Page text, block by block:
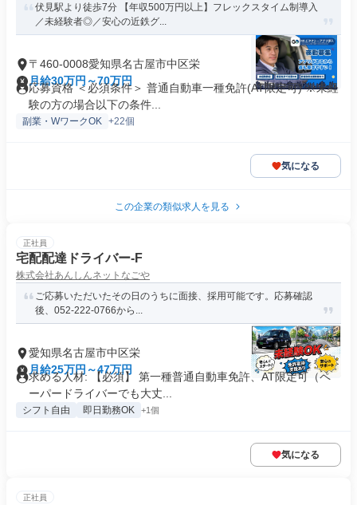
伏見駅より徒歩7分 【年収500万円以上】フレックスタイム制導入
／未経験者◎／安心の近鉄グ...
〒460-0008愛知県名古屋市中区栄
月給30万円～70万円
応募資格 ＜必須条件＞ 普通自動車一種免許(AT限定可) ※未経
験の方の場合以下の条件...
副業・WワークOK +22個
気になる
この企業の類似求人を見る
正社員
宅配配達ドライバー-F
株式会社あんしんネットなごや
ご応募いただいたその日のうちに面接、採用可能です。応募確認
後、052-222-0766から...
愛知県名古屋市中区栄
月給25万円～47万円
求める人材: 【必須】 第一種普通自動車免許、AT限定可（ペ
ーパードライバーでも大丈...
シフト自由 即日勤務OK +1個
気になる
正社員